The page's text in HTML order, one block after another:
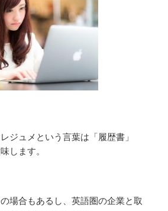
ジュメという言葉は「履歴書」
します。
場合もあるし、英語圏の企業と取